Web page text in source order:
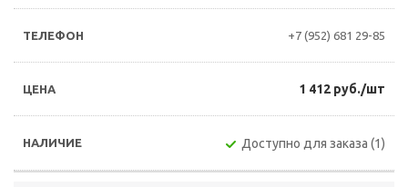
+7 (952) 681 29-85
1 412 руб./шт
Доступно для заказа (1)